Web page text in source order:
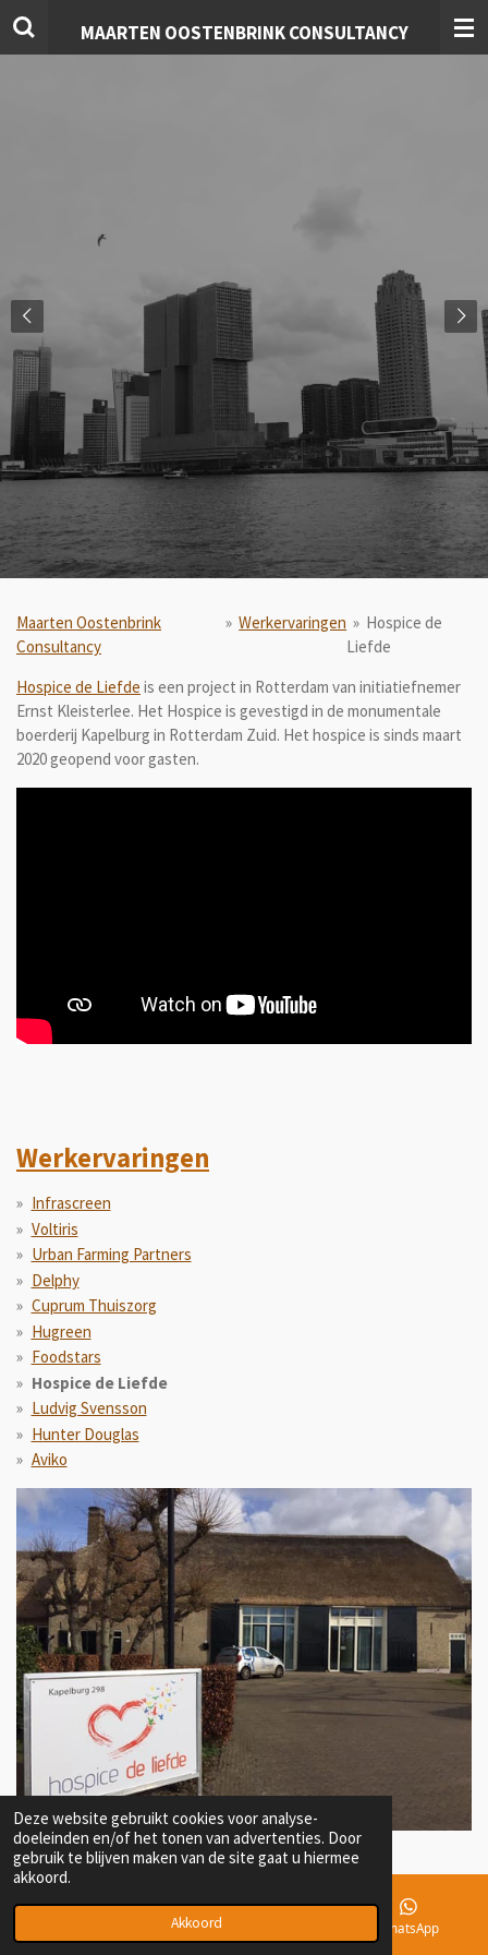
Deze website gebruikt cookies voor analyse-
doeleinden en/of het tonen van advertenties. Door
gebruik te blijven maken van de site gaat u hiermee
akkoord.
Akkoord
Ga
MAARTEN OOSTENBRINK CONSULTANCY
Maarten Oostenbrink
Consultancy
» Werkervaringen » Hospice de
Liefde
Hospice de Liefde is een project in Rotterdam van initiatiefnemer
Ernst Kleisterlee. Het Hospice is gevestigd in de monumentale
boerderij Kapelburg in Rotterdam Zuid. Het hospice is sinds maart
2020 geopend voor gasten.
Werkervaringen
Infrascreen
Voltiris
Urban Farming Partners
Delphy
Cuprum Thuiszorg
Hugreen
Foodstars
Hospice de Liefde
Ludvig Svensson
Hunter Douglas
Aviko
© 2021 - 2026 Maarten Oostenbrink Consultancy
Telefoonnummer WhatsApp